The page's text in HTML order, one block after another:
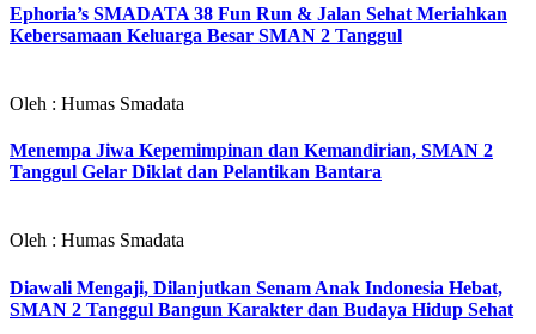
Ephoria’s SMADATA 38 Fun Run & Jalan Sehat Meriahkan
Kebersamaan Keluarga Besar SMAN 2 Tanggul
Oleh : Humas Smadata
Menempa Jiwa Kepemimpinan dan Kemandirian, SMAN 2
Tanggul Gelar Diklat dan Pelantikan Bantara
Oleh : Humas Smadata
Diawali Mengaji, Dilanjutkan Senam Anak Indonesia Hebat,
SMAN 2 Tanggul Bangun Karakter dan Budaya Hidup Sehat